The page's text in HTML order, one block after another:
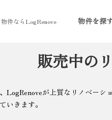
件ならLogRenove 物件を探
販売中の
LogRenoveが上質なリノベー
いきます。